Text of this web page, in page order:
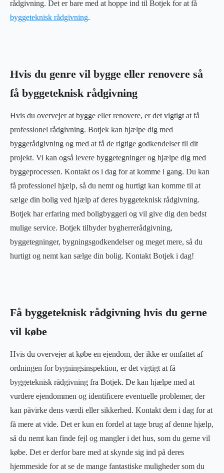
rådgivning. Det er bare med at hoppe ind til Botjek for at få
byggeteknisk rådgivning.
Hvis du genre vil bygge eller renovere så
få byggeteknisk rådgivning
Hvis du overvejer at bygge eller renovere, er det vigtigt at få
professionel rådgivning. Botjek kan hjælpe dig med
byggerådgivning og med at få de rigtige godkendelser til dit
projekt. Vi kan også levere byggetegninger og hjælpe dig med
byggeprocessen. Kontakt os i dag for at komme i gang. Du kan
få professionel hjælp, så du nemt og hurtigt kan komme til at
sælge din bolig ved hjælp af deres byggeteknisk rådgivning.
Botjek har erfaring med boligbyggeri og vil give dig den bedst
mulige service. Botjek tilbyder bygherrerådgivning,
byggetegninger, bygningsgodkendelser og meget mere, så du
hurtigt og nemt kan sælge din bolig. Kontakt Botjek i dag!
Få byggeteknisk rådgivning hvis du gerne
vil købe
Hvis du overvejer at købe en ejendom, der ikke er omfattet af
ordningen for bygningsinspektion, er det vigtigt at få
byggeteknisk rådgivning fra Botjek. De kan hjælpe med at
vurdere ejendommen og identificere eventuelle problemer, der
kan påvirke dens værdi eller sikkerhed. Kontakt dem i dag for at
få mere at vide. Det er kun en fordel at tage brug af denne hjælp,
så du nemt kan finde fejl og mangler i det hus, som du gerne vil
købe. Det er derfor bare med at skynde sig ind på deres
hjemmeside for at se de mange fantastiske muligheder som du